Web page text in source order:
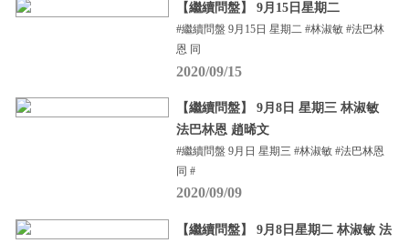
【繼續問盤】 9月15日星期二
#繼續問盤 9月15日 星期二 #林淑敏 #法巴林
恩 同
2020/09/15
【繼續問盤】 9月8日 星期三 林淑敏
法巴林恩 趙晞文
#繼續問盤 9月日 星期三 #林淑敏 #法巴林恩
同 #
2020/09/09
【繼續問盤】 9月8日星期二 林淑敏 法